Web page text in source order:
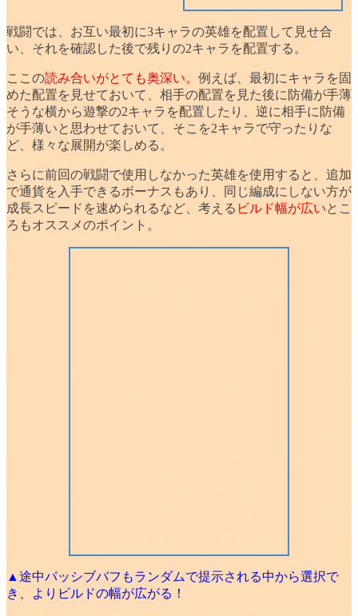
戦闘では、お互い最初に3キャラの英雄を配置して見せ合
い 、それを確認した後で残りの2キャラを配置する。
ここの読み合いがとても奥深い。 例えば、最初にキャラを固
めた配置を見せておいて、相手の配置を見た後に防備が手薄
そうな横から遊撃の2キャラを配置したり、逆に相手に防備
が手薄いと思わせておいて、そこを2キャラで守ったりな
ど、 様々な展開が楽しめる。
さらに前回の戦闘で使用しなかった英雄を使用すると、追加
で通貨を入手できるボーナスもあり、同じ編成にしない方が
成長スピードを速められるなど、考える ビルド幅が広いとこ
ろもオススメのポイント。
▲途中パッシブバフもランダムで提示される中から選択で
き、よりビルドの幅が広がる！